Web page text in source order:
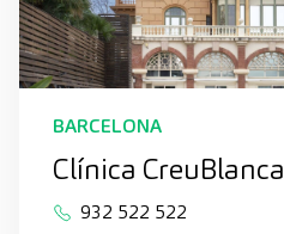
BARCELONA
Clínica CreuBlanca
932 522 522